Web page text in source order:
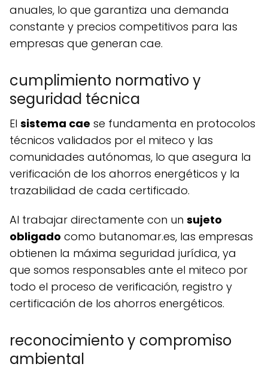
anuales, lo que garantiza una demanda
constante y precios competitivos para las
empresas que generan cae.
cumplimiento normativo y
seguridad técnica
el sistema cae se fundamenta en protocolos
técnicos validados por el miteco y las
comunidades autónomas, lo que asegura la
verificación de los ahorros energéticos y la
trazabilidad de cada certificado.
al trabajar directamente con un sujeto
obligado como butanomar.es, las empresas
obtienen la máxima seguridad jurídica, ya
que somos responsables ante el miteco por
todo el proceso de verificación, registro y
certificación de los ahorros energéticos.
reconocimiento y compromiso
ambiental